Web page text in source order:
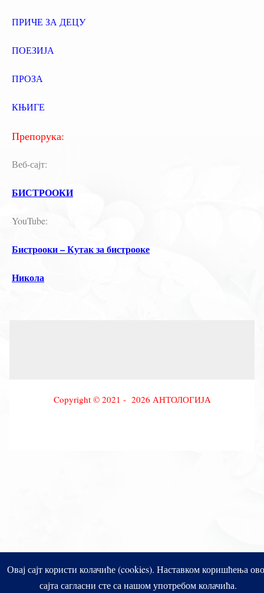
ПРИЧЕ ЗА ДЕЦУ
ПОЕЗИЈА
ПРОЗА
КЊИГЕ
Препорука:
Веб-сајт:
БИСТРООКИ
YouTube:
Бистрооки – Кутак за бистрооке
Никола
Copyright © 2021 - 2026 АНТОЛОГИЈА
Овај сајт користи колачиће (cookies). Наставком коришћења
сајта сагласни сте са нашом употребом колачића.